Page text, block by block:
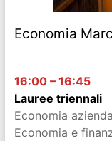
Economia
16:00 – 16:45
Lauree triennali
Economia
Economia e